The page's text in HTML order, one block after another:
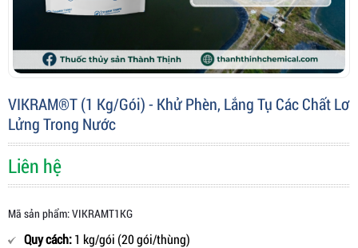
VIKRAM®T (1 Kg/gói) - Khử Phèn, Lắng Tụ Các Chất Lơ
Lửng Trong Nước
Liên hệ
Mã sản phẩm: VIKRAMT1KG
Quy cách:1 kg/gói (20 gói/thùng)